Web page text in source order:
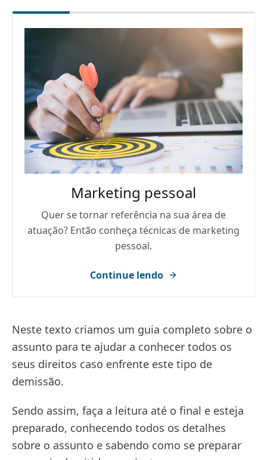
Marketing pessoal
Quer se tornar referência na sua área de
atuação? Então conheça técnicas de marketing
pessoal.
Continue lendo
Neste texto criamos um guia completo sobre o
assunto para te ajudar a conhecer todos os
seus direitos caso enfrente este tipo de
demissão.
Sendo assim, faça a leitura até o final e esteja
preparado, conhecendo todos os detalhes
sobre o assunto e sabendo como se preparar